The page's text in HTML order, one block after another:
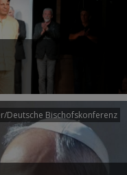
Deutsche Bischofskonferenz